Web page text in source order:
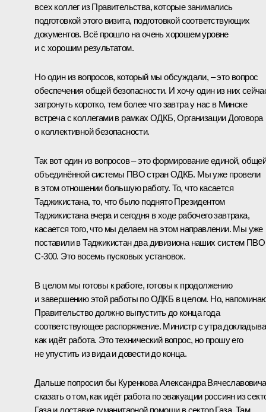
всех коллег из Правительства, которые занимались
подготовкой этого визита, подготовкой соответствующих
документов. Всё прошло на очень хорошем уровне
и с хорошим результатом.
Но один из вопросов, который мы обсуждали, – это вопрос
обеспечения общей безопасности. И хочу один из них
затронуть коротко, тем более что завтра у нас в Минске
встреча с коллегами в рамках ОДКБ, Организации Договора
о коллективной безопасности.
Так вот один из вопросов – это формирование единой,
объединённой системы ПВО стран ОДКБ. Мы уже провели
в этом отношении большую работу. То, что касается
Таджикистана, то, что было поднято Президентом
Таджикистана вчера и сегодня в ходе рабочего завтрака,
касается того, что мы делаем на этом направлении. Мы уже
поставили в Таджикистан два дивизиона наших систем ПВО
С-300. Это восемь пусковых установок.
В целом мы готовы к работе, готовы к продолжению
и завершению этой работы по ОДКБ в целом. Но,
Правительство должно выпустить до конца года
соответствующее распоряжение. Министр с утра
как идёт работа. Это технический вопрос, но прошу его
не упустить из вида и довести до конца.
Дальше попросил бы Куренкова Александра Вячеславовича
сказать о том, как идёт работа по эвакуации россиян из
Газа и доставке гуманитарной помощи в сектор Газа. Там